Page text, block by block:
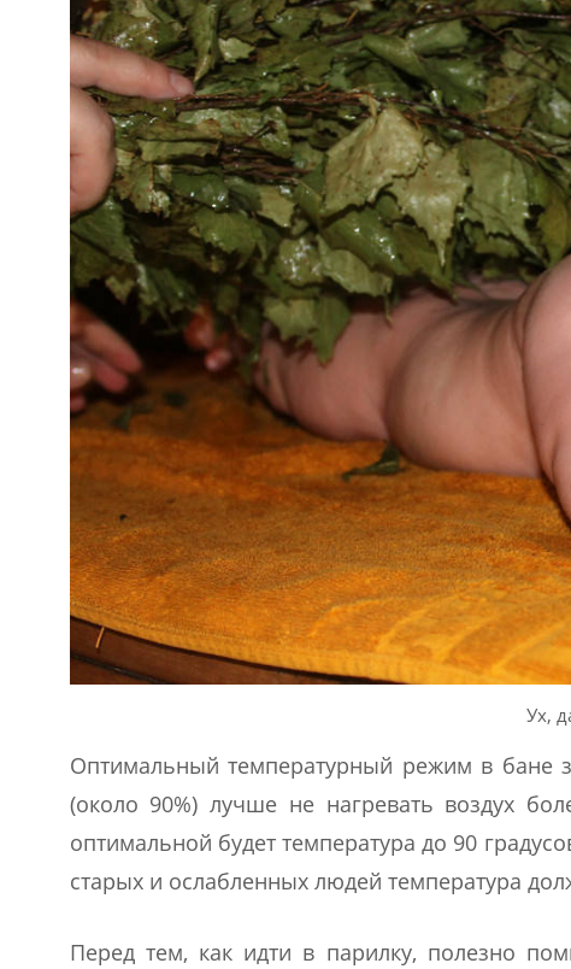
Ух,
Оптимальный температурный режим в бане
(около 90%) лучше не нагревать воздух
оптимальной будет температура до 90
старых и ослабленных людей температура
Перед тем, как идти в парилку, полезно